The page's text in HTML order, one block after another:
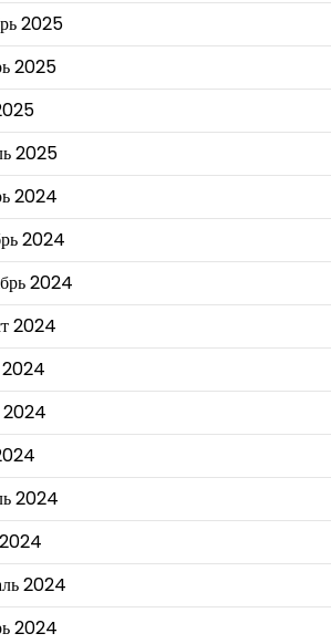
2025
2025
2025
2024
2024
2024
2024
2024
2024
2024